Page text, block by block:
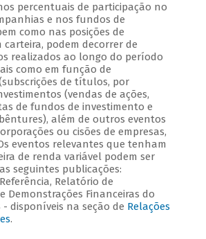
percentuais de participação no
e nos fundos de
como nas posições de
carteira, podem decorrer de
realizados ao longo do período
como em função de
de títulos, por
(vendas de ações,
de fundos de investimento e
além de outros eventos
ou cisões de empresas,
eventos relevantes que tenham
de renda variável podem ser
seguintes publicações:
Relatório de
Demonstrações Financeiras do
- disponíveis na seção de Relações
.